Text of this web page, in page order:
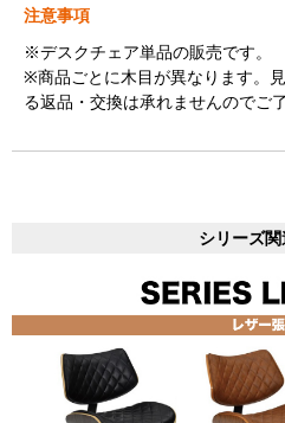
注意事項
※デスクチェア単品の販売です。
※商品ごとに木目が異なります。
る返品・交換は承れませんのでご
シリーズ